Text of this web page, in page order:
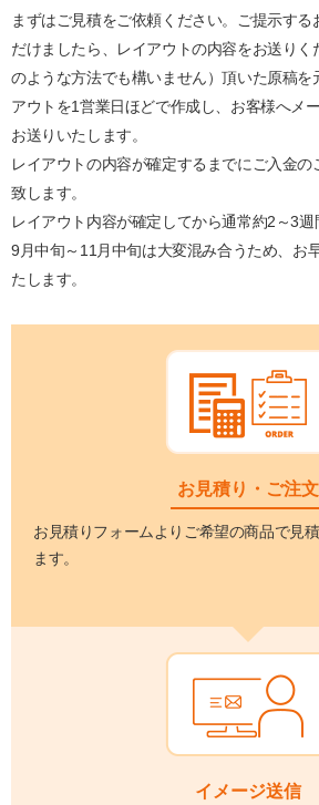
まずはご見積をご依頼ください。ご提示する
だけましたら、レイアウトの内容をお送り
のような方法でも構いません）頂いた原稿を
アウトを1営業日ほどで作成し、お客様へメ
お送りいたします。
レイアウトの内容が確定するまでにご入金
致します。
レイアウト内容が確定してから通常約2～3週
9月中旬～11月中旬は大変混み合うため、お
たします。
お見積り・ご注文
お見積りフォームよりご希望の商品で見
ます。
イメージ送信